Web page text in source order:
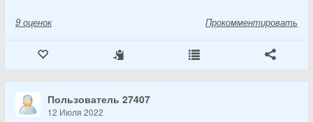
9 оценок Прокомментировать
Пользователь 27407
12 Июля 2022